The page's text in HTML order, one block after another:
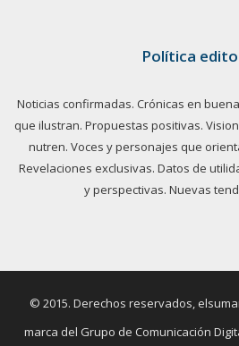
Política
Noticias confirmadas. Crónicas en
que ilustran. Propuestas positivas.
nutren. Voces y personajes que
Revelaciones exclusivas. Datos de
y perspectivas. Nuevas
© 2015. Derechos reservados,
marca del Grupo de Comunicación Digital